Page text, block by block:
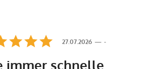
-
27.07.2026
immer schnelle